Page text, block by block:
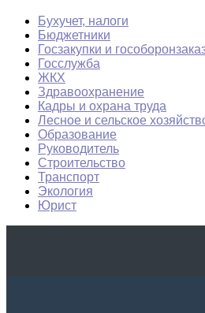
Бухучет, налоги
Бюджетники
Госзакупки и
Госслужба
ЖКХ
Здравоохранение
Кадры и охрана труда
Лесное и сельское
Образование
Руководитель
Строительство
Транспорт
Экология
Юрист